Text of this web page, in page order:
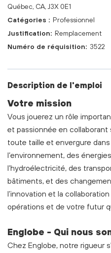
Québec, CA, J3X 0E1
Professionnel
Remplacement
3522
Description de l'emploi
Votre mission
Vous jouerez un rôle
et passionnée en collaborant
toute taille et envergure
l’environnement, des
l’hydroélectricité, des
bâtiments, et des
l’innovation et la
opérations et de votre futur
Englobe - Qui nous
Chez Englobe, notre rigueur